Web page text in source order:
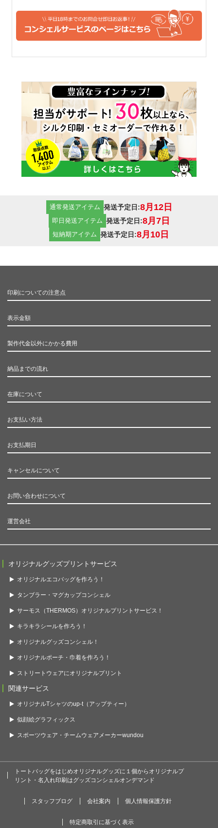
番のトートバッグなどは、10
オンスくらいから。やわらか
い雰囲気も残っています。
トートバッグをご希望の方に
は、おすすめできる人気のベ
ーシックな厚手コットンで
14オンス
一番厚手のコットン生地で
す。堅さもあり、厚手なの
で、中身も透けることなく、
重視の方にはおすすめの14オ
ンスの厚手コットン生地で
通常発送アイテム 発送予定日:8月12日
即日発送アイテム 発送予定日:8月7日
短納期アイテム 発送予定日:8月10日
印刷についての注意点
表示金額
製作代金以外にかかる費用
納品までの流れ
在庫について
お支払い方法
お支払期日
キャンセルについて
お問い合わせについて
運営会社
オリジナルグッズプリントサービス
オリジナルエコバッグを作ろう！
タンブラー・マグカップコンシェル
サーモス（THERMOS）オリジナルプリントサービス！
キラキラシールを作ろう！
オリジナルグッズコンシェル！
オリジナルポーチ・巾着を作ろう！
ストリートウェアにオリジナルプリント
関連サービス
オリジナルTシャツのup-t（アップティー）
似顔絵グラフィックス
スポーツウェア・チームウェアメーカーwundou
トートバッグをはじめオリジナルグッズに１個からオリジナルプ
リント・名入れ印刷はグッズコンシェルオンデマンド
スタッフブログ 会社案内 個人情報保護方針
特定商取引に基づく表示